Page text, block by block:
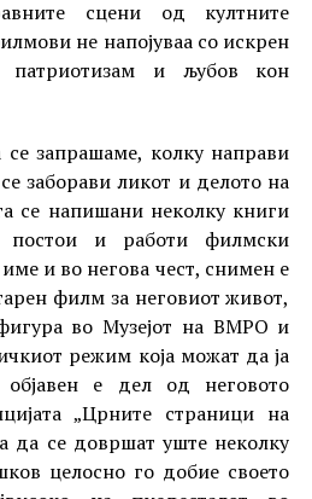
сцени од култните
не напојуваа со искрен
патриотизам и љубов кон
запрашаме, колку направи
заборави ликот и делото на
се напишани неколку книги
постои и работи филмски
и во негова чест, снимен е
филм за неговиот живот,
во Музејот на ВМРО и
режим која можат да ја
објавен е дел од неговото
„Црните страници на
да се довршат уште неколку
целосно го добие своето